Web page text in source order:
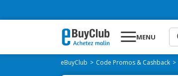
MENU
eBuyClub Code Promos & Cashback